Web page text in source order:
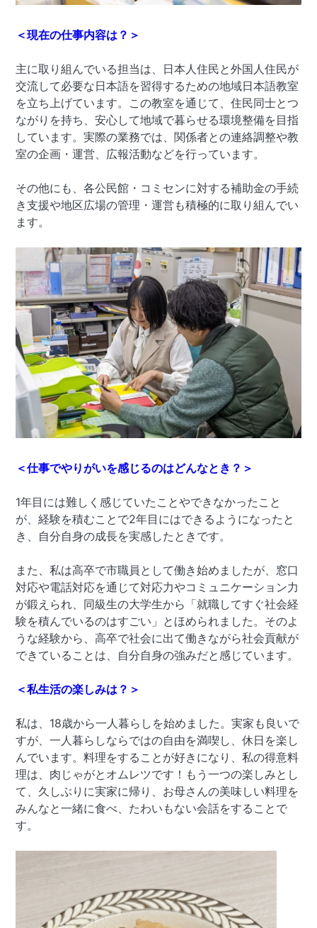
＜現在の仕事内容は？＞
主に取り組んでいる担当は、日本人住民と外国人住民が
交流して必要な日本語を習得するための地域日本語教室
を立ち上げています。この教室を通じて、住民同士とつ
ながりを持ち、安心して地域で暮らせる環境整備を目指
しています。実際の業務では、関係者との連絡調整や教
室の企画・運営、広報活動などを行っています。
その他にも、各公民館・コミセンに対する補助金の手続
き支援や地区広場の管理・運営も積極的に取り組んでい
ます。
＜仕事でやりがいを感じるのはどんなとき？＞
1年目には難しく感じていたことやできなかったこと
が、経験を積むことで2年目にはできるようになったと
き、自分自身の成長を実感したときです。
また、私は高卒で市職員として働き始めましたが、窓口
対応や電話対応を通じて対応力やコミュニケーション力
が鍛えられ、同級生の大学生から「就職してすぐ社会経
験を積んでいるのはすごい」とほめられました。そのよ
うな経験から、高卒で社会に出て働きながら社会貢献が
できていることは、自分自身の強みだと感じています。
＜私生活の楽しみは？＞
私は、18歳から一人暮らしを始めました。実家も良いで
すが、一人暮らしならではの自由を満喫し、休日を楽し
んでいます。料理をすることが好きになり、私の得意料
理は、肉じゃがとオムレツです！もう一つの楽しみとし
て、久しぶりに実家に帰り、お母さんの美味しい料理を
みんなと一緒に食べ、たわいもない会話をすることで
す。